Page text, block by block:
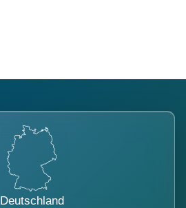
Deutschland